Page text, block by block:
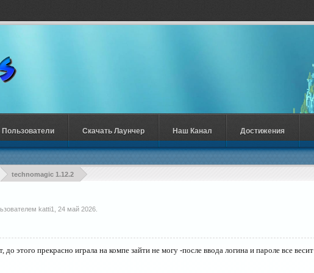
technomagic 1.12.2
katti1 24 май 2026
до этого прекрасно играла на компе зайти не могу -после ввода логина и пароле все весит
Пользователи Скачать Лаунчер Наш Канал Достижения